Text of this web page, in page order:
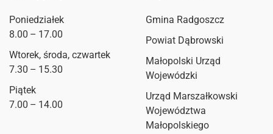
Poniedziałek
8.00 – 17.00
Wtorek, środa, czwartek
7.30 – 15.30
Piątek
7.00 – 14.00
Gmina Radgoszcz
Powiat Dąbrowski
Małopolski Urząd
Wojewódzki
Urząd Marszałkowski
Województwa
Małopolskiego